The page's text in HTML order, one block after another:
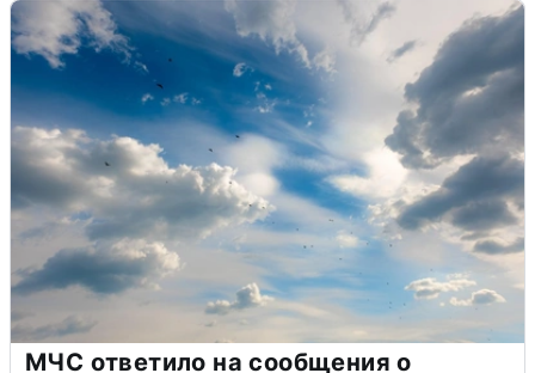
МЧС ответило на сообщения о